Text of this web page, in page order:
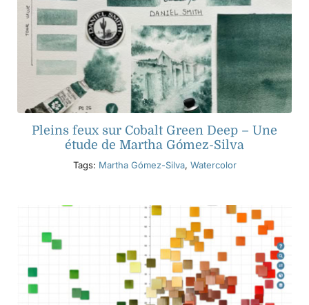
Pleins feux sur Cobalt Green Deep – Une
étude de Martha Gómez-Silva
Tags: Martha Gómez-Silva, Watercolor